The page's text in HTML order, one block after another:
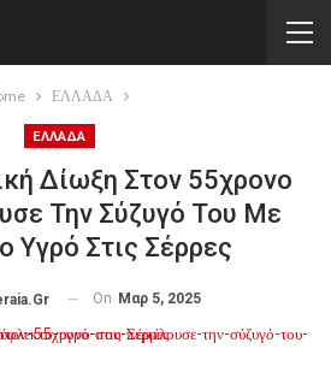
ΕΛΛΑΔΑ
ΕΛΛΑΔΑ
Δίωξη Στον 55χρονο
Την Σύζυγό Του Με
Υγρό Στις Σέρρες
On Μαρ 5, 2025